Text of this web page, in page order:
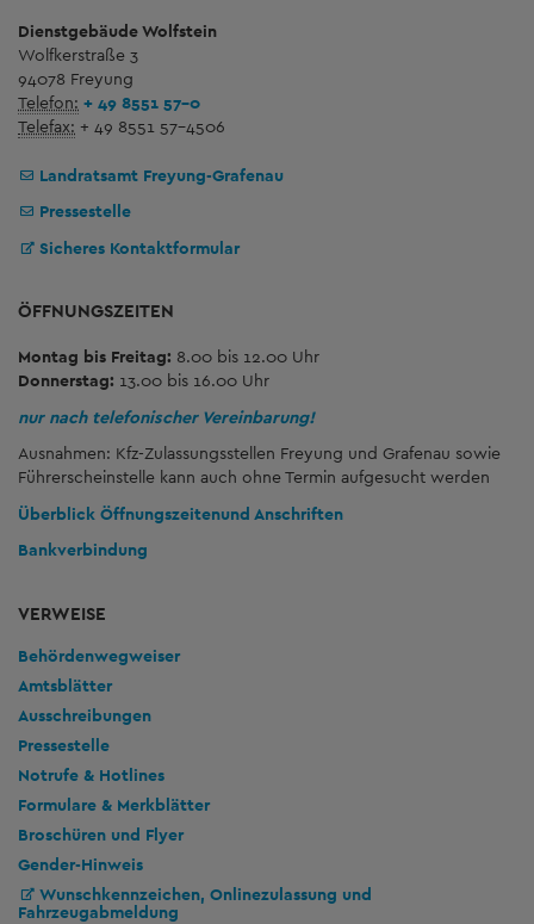
Dienstgebäude Wolfstein
Wolfkerstraße 3
94078 Freyung
Telefon: + 49 8551 57-0
Telefax: + 49 8551 57-4506
Landratsamt Freyung-Grafenau
Pressestelle
Sicheres Kontaktformular
ÖFFNUNGSZEITEN
Montag bis Freitag: 8.00 bis 12.00 Uhr
Donnerstag: 13.00 bis 16.00 Uhr
nur nach telefonischer Vereinbarung!
Ausnahmen: Kfz-Zulassungsstellen Freyung und Grafenau sowie
Führerscheinstelle kann auch ohne Termin aufgesucht werden
Überblick Öffnungszeitenund Anschriften
Bankverbindung
VERWEISE
Behördenwegweiser
Amtsblätter
Ausschreibungen
Pressestelle
Notrufe & Hotlines
Formulare & Merkblätter
Broschüren und Flyer
Gender-Hinweis
Wunschkennzeichen, Onlinezulassung und
Fahrzeugabmeldung